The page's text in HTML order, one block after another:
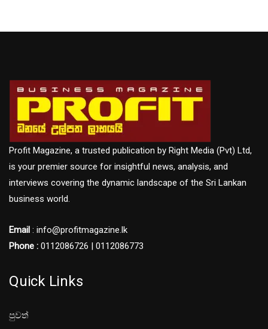
Profit Magazine, a trusted publication by Right Media (Pvt) Ltd,
is your premier source for insightful news, analysis, and
interviews covering the dynamic landscape of the Sri Lankan
business world.
Email : info@profitmagazine.lk
Phone : 0112086726 | 0112086773
Quick Links
පුවත්